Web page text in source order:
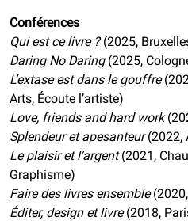
Conférences
Qui est ce livre ?(2025,
Daring No Daring(2025,
L’extase est dans le gouffre
Arts, Écoute l’artiste)
Love, friends and hard work
Splendeur et apesanteur(2022,
Le plaisir et l’argent(2021,
Graphisme)
Faire des livres ensemble(2020,
Éditer, design et livre(2018,